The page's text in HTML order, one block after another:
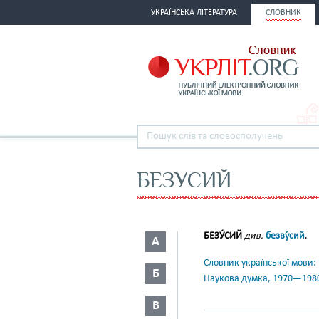
УКРАЇНСЬКА ЛІТЕРАТУРА СЛОВНИК
БЕЗУСИЙ
А
Б
В
БЕЗУ́СИЙ див. безву́сий.
Словник української
Наукова думка,